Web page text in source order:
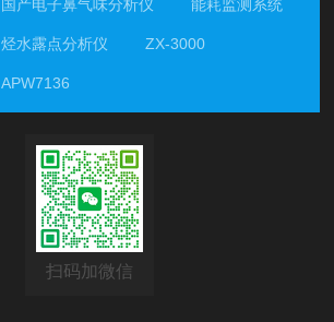
国产电子鼻气味分析仪 能耗监测系统
烃水露点分析仪 ZX-3000
APW7136
扫码加微信